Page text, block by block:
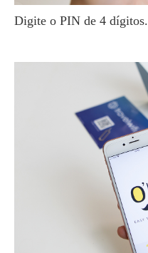
Digite o PIN de 4 dígitos.